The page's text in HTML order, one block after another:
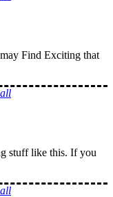
Find Exciting that
stuff like this. If you